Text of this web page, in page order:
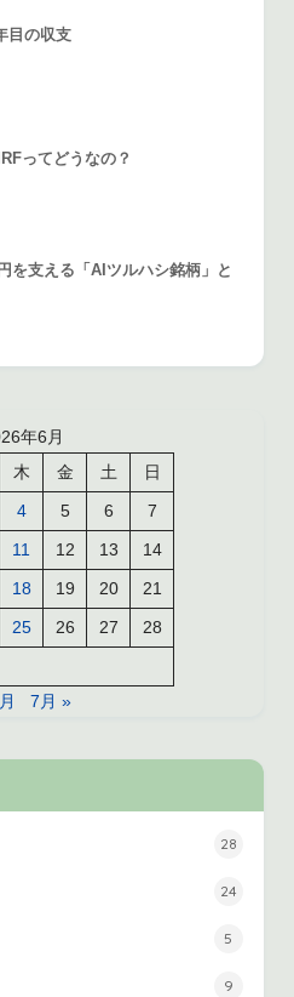
目の収支
ってどうなの？
を支える「AIツルハシ銘柄」と
年6月
木 金 土
日
4 5 6
7
11 12 13
14
18 19 20
21
25 26 27
28
7月 »
28
24
5
9